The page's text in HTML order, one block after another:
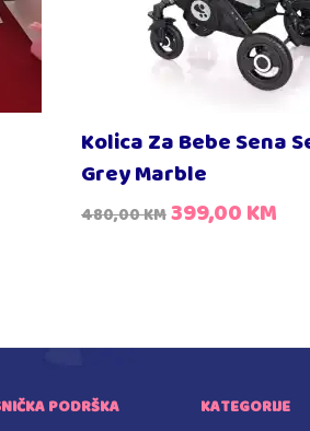
Kolica Za Bebe Sena
Grey Marble
480,00KM399,00KM
PODRŠKA KATEGORIJE